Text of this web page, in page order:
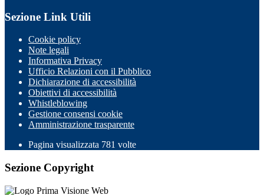
Sezione Link Utili
Cookie policy
Note legali
Informativa Privacy
Ufficio Relazioni con il Pubblico
Dichiarazione di accessibilità
Obiettivi di accessibilità
Whistleblowing
Gestione consensi cookie
Amministrazione trasparente
Pagina visualizzata 781 volte
Sezione Copyright